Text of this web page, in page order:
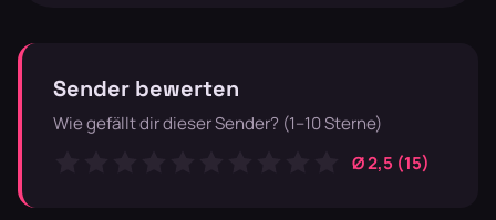
Sender bewerten
Wie gefällt dir dieser Sender? (1–10 Sterne)
Ø 2,5 (15)